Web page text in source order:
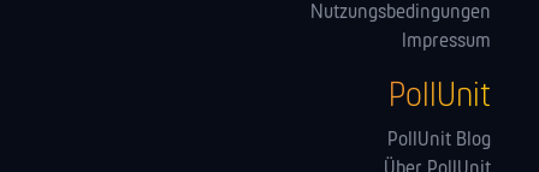
Nutzungsbedingungen
Impressum
PollUnit
PollUnit Blog